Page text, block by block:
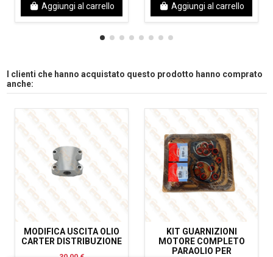
Aggiungi al carrello Aggiungi al carrello
I clienti che hanno acquistato questo prodotto hanno comprato
anche:
MODIFICA USCITA OLIO
CARTER DISTRIBUZIONE
KIT GUARNIZIONI
MOTORE COMPLETO
PARAOLIO PER